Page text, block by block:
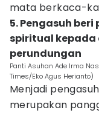
mata berkaca-
5. Pengasuh
spiritual kepada
perundungan
Panti Asuhan Ade Irma
Times/Eko Agus Herianto)
Menjadi
merupakan